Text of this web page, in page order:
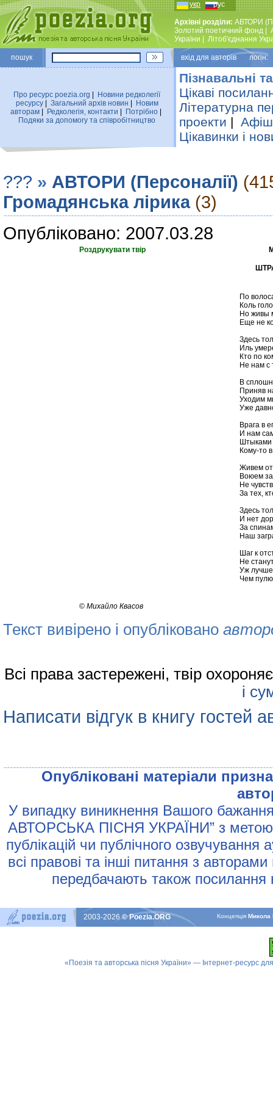
укр рус
Архівні розділи: АВТОРИ
Золотий поетичний фонд
України
Лiтоб'єднання
пошук вхiд для авторiв логін:
Про ресурс poezia.org
Новини редколегiї
ресурсу| Загальний архiв новин
Новим
авторам
Редколегiя, контакти Потрiбно
Подяки за допомогу та співробітництво
Пізнавальні
Цікаві
Літературна
проекти |
Цікавинки і
??? » АВТОРИ (Персоналії)
Громадянська лірика (3)
Опубліковано: 2007.03.28
Роздрукувати твір
По
Коль
Но живы
Еще не
Здесь
Иль
Кто по
Не нам с
В
Приняв
Уходим
Уже
Врага в
И нам
Штыками
Кому-то
Живем
Воюем
Не
За тех,
Здесь
И нет
За
Наш
Шаг к
Не
Уж лучше
Чем пулю
© Михайло Квасов
Текст вивірено і опубліковано
Всі права застережені, твір
і
Написати відгук в книгу гостей
Опублiкованi матерiали
У випадку виникнення Вашого
АВТОРСЬКА ПIСНЯ УКРАЇНИ” з метою
публiкацiй чи публiчного
всi правовi та iншi питання з
передбачають також
КонцепцiяМикола
2003-2026© Poezia.ORG
«Поезія та авторська пісня України» — Інтернет-ресурс